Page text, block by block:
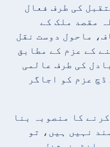
کی طرف فعال
مقصد ملک کے
ماحول دوست نقل
کے عزم کے مطابق
کی طرف عالمی
عزم کو اجاگر
کا منصوبہ بنا
نہیں ہیں، تو